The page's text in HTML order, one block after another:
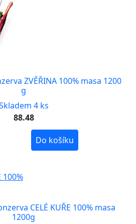
ZVĚŘINA 100% masa 1200
g
4 ks
88.48
Do košíku
CELÉ KUŘE 100% masa
1200g